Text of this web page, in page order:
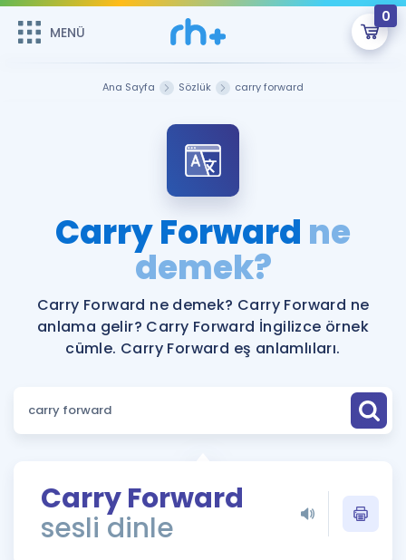
MENÜ
0
Şifremi Hatırlamıyorum
Sepetin Şu An Boş.
Remzi Hoca ile seni sınava hazırlayacak onlarca eğitim seni
bekliyor!
MENÜ
Katılımcı Görüşleri
Faydalı Araçlar
Ücretsiz Kaynaklar
Puan Hesaplama
ÖSYM Sınav Takvimi
Kampanyalar
İngilizce Gramer
Ana Sayfa Sözlük carry forward
Carry Forward ne
demek?
Carry Forward ne demek? Carry Forward ne
anlama gelir? Carry Forward İngilizce örnek
cümle. Carry Forward eş anlamlıları.
Carry Forward
sesli dinle